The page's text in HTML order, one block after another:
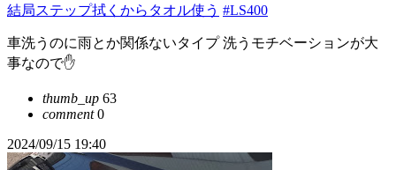
結局ステップ拭くからタオル使う #LS400
車洗うのに雨とか関係ないタイプ 洗うモチベーションが大
事なので✋
thumb_up 63
comment0
2024/09/15 19:40